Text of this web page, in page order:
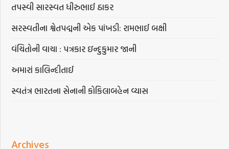
તપસ્વી સારસ્વત ધીરુભાઈ ઠાકર
સરસ્વતીના શ્વેતપદ્મની એક પાંખડી: રામભાઈ બક્ષી
વંચિતોની વાચા : પત્રકાર ઇન્દુકુમાર જાની
અમારાં કાલિન્દીતાઈ
સ્વતંત્ર ભારતના સેનાની કોકિલાબહેન વ્યાસ
Archives